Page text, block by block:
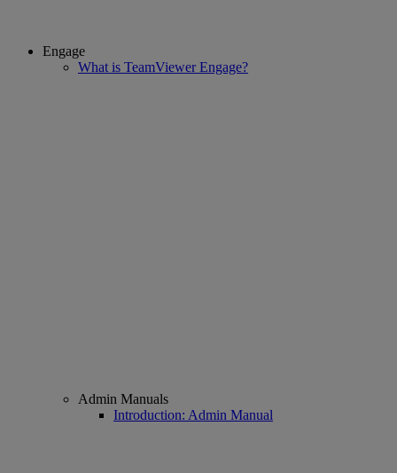
Engage
What is TeamViewer Engage?
Admin Manuals
Introduction: Admin Manual